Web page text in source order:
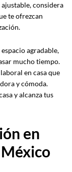
considera
te ofrezcan
agradable,
mucho tiempo.
en casa que
y cómoda.
y alcanza tus
en